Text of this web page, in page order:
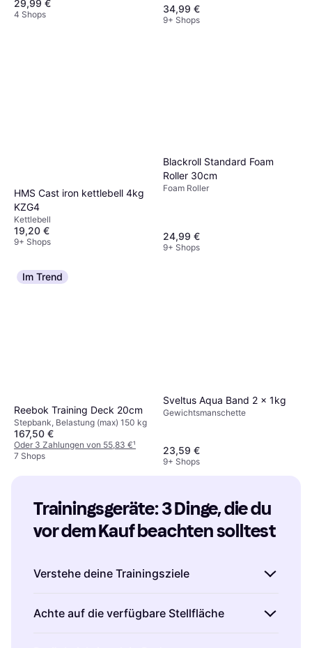
kg
29,99 €
4 Shops 34,99 €
9+ Shops
HMS Cast iron kettlebell 4kg
KZG4
Kettlebell
19,20 €
9+ Shops
Blackroll Standard Foam
Roller 30cm
Foam Roller
24,99 €
9+ Shops
Im Trend
Reebok Training Deck 20cm
Stepbank, Belastung (max) 150 kg
167,50 €
Oder 3 Zahlungen von 55,83 €¹
7 Shops
Sveltus Aqua Band 2 x 1kg
Gewichtsmanschette
23,59 €
9+ Shops
Trainingsgeräte: 3 Dinge, die du
vor dem Kauf beachten solltest
Verstehe deine Trainingsziele
wichtig, deine persönlichen Fitnessziele zu
kennen. Möchtest du Muskeln aufbauen,
Achte auf die verfügbare Stellfläche